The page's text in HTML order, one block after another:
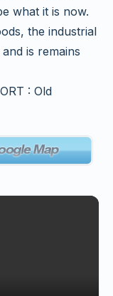
what it is now.
the industrial
is remains
: Old